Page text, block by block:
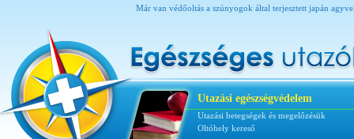
Már van védőoltás a szúnyogok által terjesztett japán
Utazási egészségvédelem
Utazási betegségek és megelőzésük
Oltóhely kereső